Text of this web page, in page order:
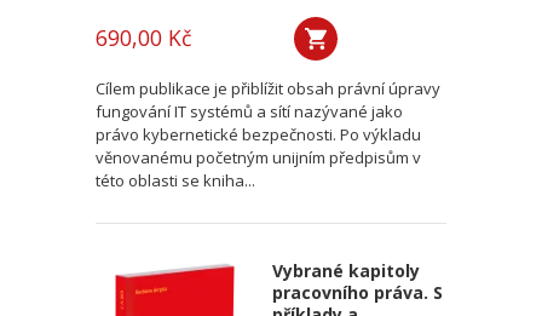
690,00 Kč
Cílem publikace je přiblížit obsah právní úpravy
fungování IT systémů a sítí nazývané jako
právo kybernetické bezpečnosti. Po výkladu
věnovanému početným unijním předpisům v
této oblasti se kniha...
Vybrané kapitoly
pracovního práva. S